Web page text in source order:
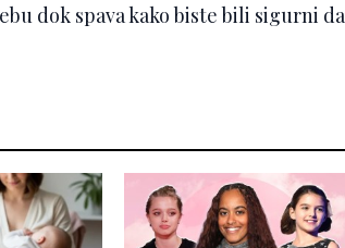
dok spava kako biste bili sigurni da